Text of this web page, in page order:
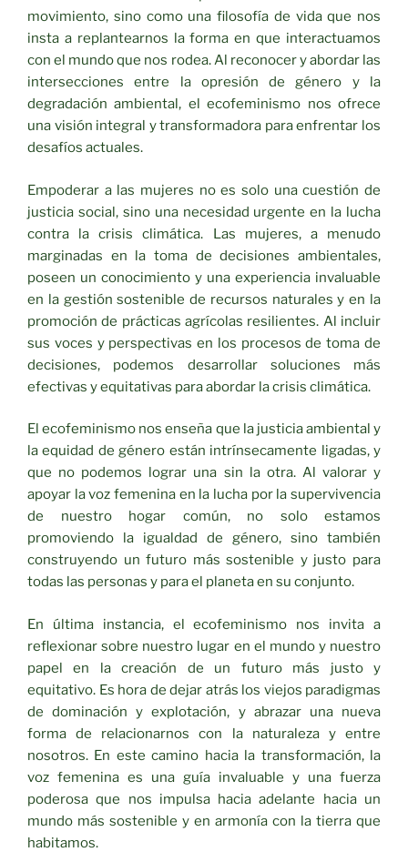
movimiento, sino como una filosofía de vida que nos
insta a replantearnos la forma en que interactuamos
con el mundo que nos rodea. Al reconocer y abordar las
intersecciones entre la opresión de género y la
degradación ambiental, el ecofeminismo nos ofrece
una visión integral y transformadora para enfrentar los
desafíos actuales.
Empoderar a las mujeres no es solo una cuestión de
justicia social, sino una necesidad urgente en la lucha
contra la crisis climática. Las mujeres, a menudo
marginadas en la toma de decisiones ambientales,
poseen un conocimiento y una experiencia invaluable
en la gestión sostenible de recursos naturales y en la
promoción de prácticas agrícolas resilientes. Al incluir
sus voces y perspectivas en los procesos de toma de
decisiones, podemos desarrollar soluciones más
efectivas y equitativas para abordar la crisis climática.
El ecofeminismo nos enseña que la justicia ambiental y
la equidad de género están intrínsecamente ligadas, y
que no podemos lograr una sin la otra. Al valorar y
apoyar la voz femenina en la lucha por la supervivencia
de nuestro hogar común, no solo estamos
promoviendo la igualdad de género, sino también
construyendo un futuro más sostenible y justo para
todas las personas y para el planeta en su conjunto.
En última instancia, el ecofeminismo nos invita a
reflexionar sobre nuestro lugar en el mundo y nuestro
papel en la creación de un futuro más justo y
equitativo. Es hora de dejar atrás los viejos paradigmas
de dominación y explotación, y abrazar una nueva
forma de relacionarnos con la naturaleza y entre
nosotros. En este camino hacia la transformación, la
voz femenina es una guía invaluable y una fuerza
poderosa que nos impulsa hacia adelante hacia un
mundo más sostenible y en armonía con la tierra que
habitamos.